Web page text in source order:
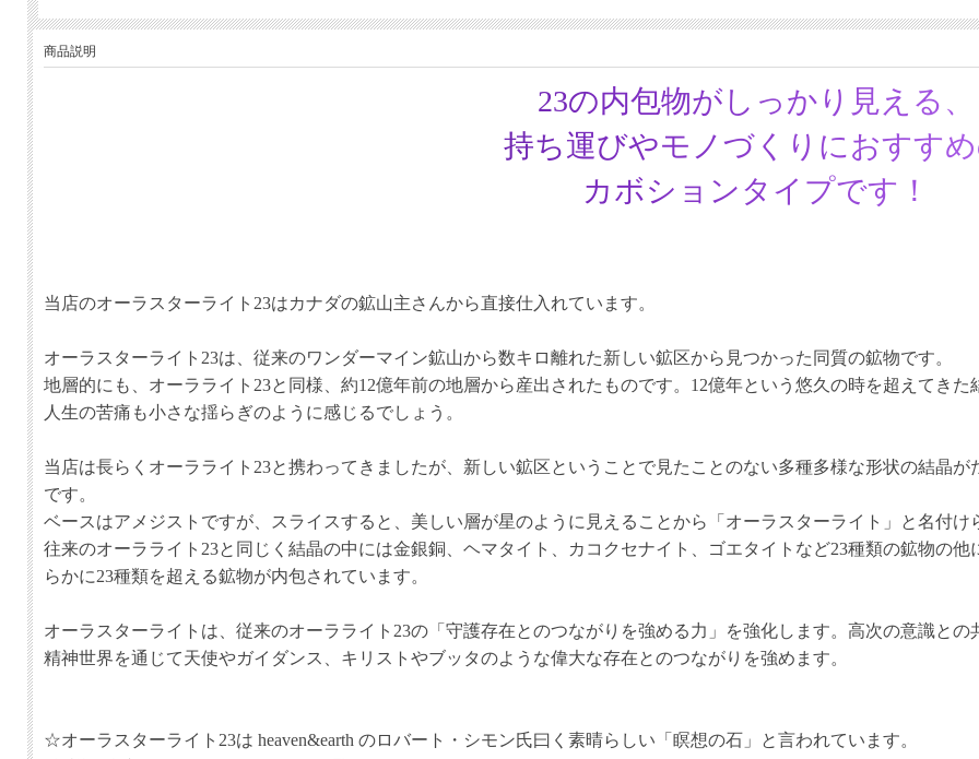
商品説明
23の内包物がしっかり見える、
持ち運びやモノづくりにおすす
カボションタイプです！
当店のオーラスターライト23はカナダの鉱山主さんから直接仕入れています。
オーラスターライト23は、従来のワンダーマイン鉱山から数キロ離れた新しい鉱区から見つかった同質の鉱物です。
地層的にも、オーラライト23と同様、約12億年前の地層から産出されたものです。12億年という悠久の時を超えてき
人生の苦痛も小さな揺らぎのように感じるでしょう。
当店は長らくオーラライト23と携わってきましたが、新しい鉱区ということで見たことのない多種多様な形状の結晶
です。
ベースはアメジストですが、スライスすると、美しい層が星のように見えることから「オーラスターライト」と名付け
往来のオーラライト23と同じく結晶の中には金銀銅、ヘマタイト、カコクセナイト、ゴエタイトなど23種類の鉱物の
らかに23種類を超える鉱物が内包されています。
オーラスターライトは、従来のオーラライト23の「守護存在とのつながりを強める力」を強化します。高次の意識との
精神世界を通じて天使やガイダンス、キリストやブッタのような偉大な存在とのつながりを強めます。
☆オーラスターライト23は heaven&earth のロバート・シモン氏曰く素晴らしい「瞑想の石」と言われています。